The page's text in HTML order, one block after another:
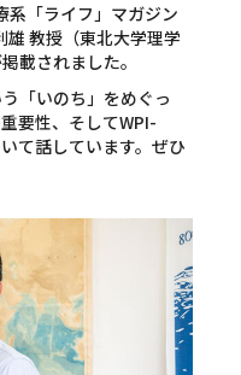
系「ライフ」マガジン
雄 教授（東北大学理学
載されました。
「いのち」をめぐっ
要性、そしてWPI-
て話しています。ぜひ